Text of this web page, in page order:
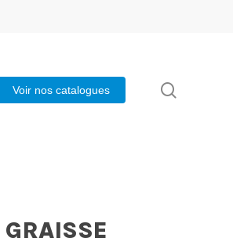
Voir nos catalogues